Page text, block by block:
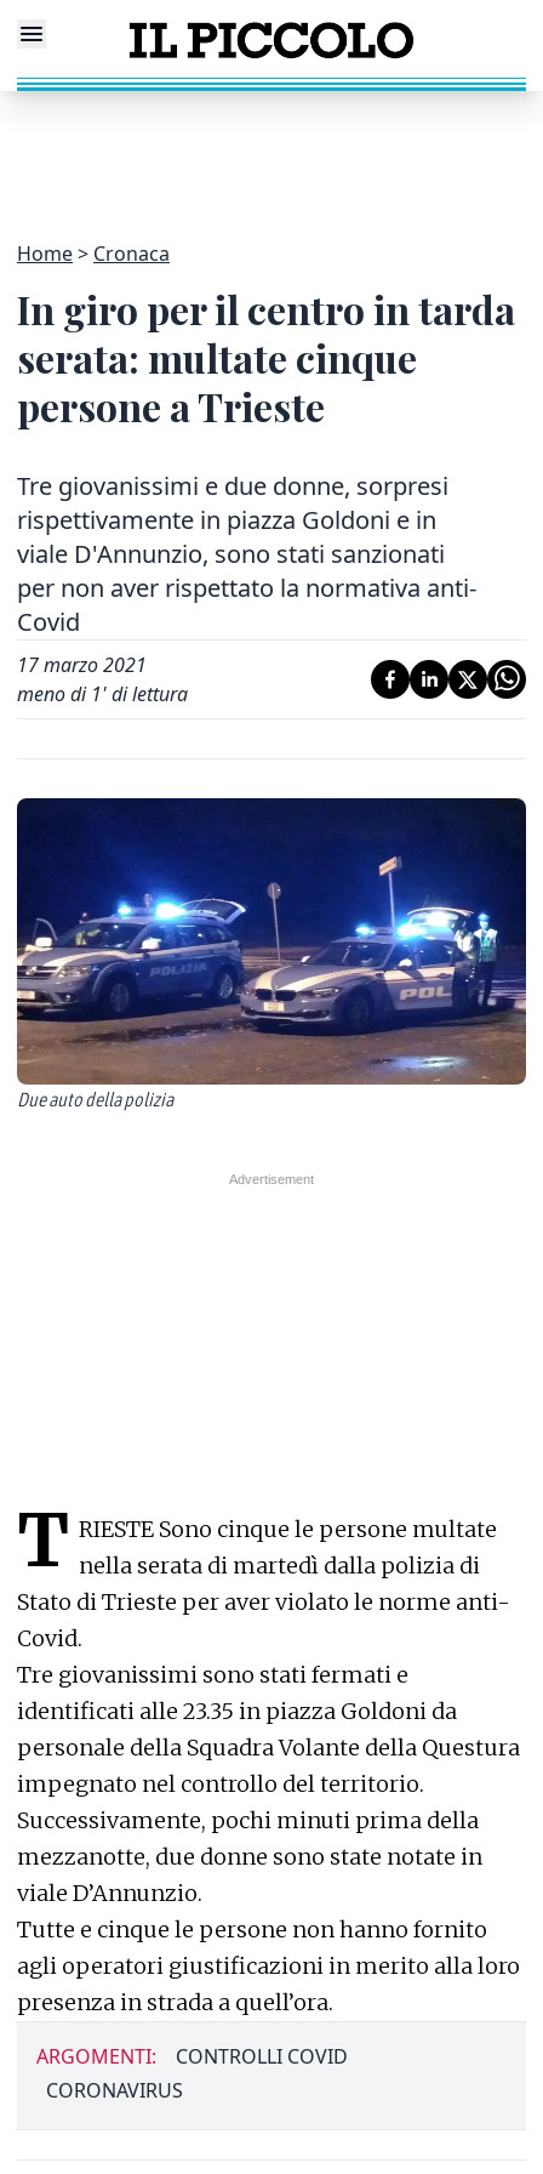
Home Cronaca
In giro per il centro in tarda
serata: multate cinque
persone a Trieste
Tre giovanissimi e due donne, sorpresi
rispettivamente in piazza Goldoni e in
viale D'Annunzio, sono stati sanzionati
per non aver rispettato la normativa anti-
Covid
17 marzo 2021
meno di 1' di lettura
Due auto della polizia
T RIESTE Sono cinque le persone multate
nella serata di martedì dalla polizia di
Stato di Trieste per aver violato le norme anti-
Covid.
Tre giovanissimi sono stati fermati e
identificati alle 23.35 in piazza Goldoni da
personale della Squadra Volante della Questura
impegnato nel controllo del territorio.
Successivamente, pochi minuti prima della
mezzanotte, due donne sono state notate in
viale D’Annunzio.
Tutte e cinque le persone non hanno fornito
agli operatori giustificazioni in merito alla loro
presenza in strada a quell’ora.
ARGOMENTI:
CONTROLLI COVID
CORONAVIRUS